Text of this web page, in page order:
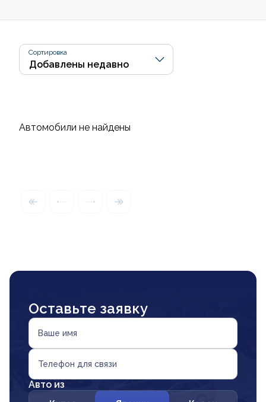
Сортировка
Автомобили не найдены
Оставьте заявку
Ваше имя
Телефон для связи
Авто из